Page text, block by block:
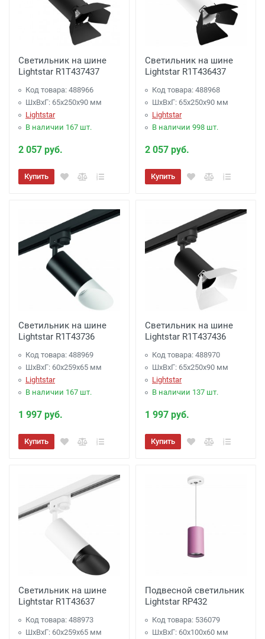
Светильник на шине
Lightstar R1T437437
Код товара: 488966
ШхВхГ: 65x250x90 мм
Lightstar
В наличии 167 шт.
2 057 руб.
Купить
Светильник на шине
Lightstar R1T436437
Код товара: 488968
ШхВхГ: 65x250x90 мм
Lightstar
В наличии 998 шт.
2 057 руб.
Купить
Светильник на шине
Lightstar R1T43736
Код товара: 488969
ШхВхГ: 60x259x65 мм
Lightstar
В наличии 167 шт.
1 997 руб.
Купить
Светильник на шине
Lightstar R1T437436
Код товара: 488970
ШхВхГ: 65x250x90 мм
Lightstar
В наличии 137 шт.
1 997 руб.
Купить
Светильник на шине
Lightstar R1T43637
Код товара: 488973
ШхВхГ: 60x259x65 мм
Подвесной светильник
Lightstar RP432
Код товара: 536079
ШхВхГ: 60x100x60 мм